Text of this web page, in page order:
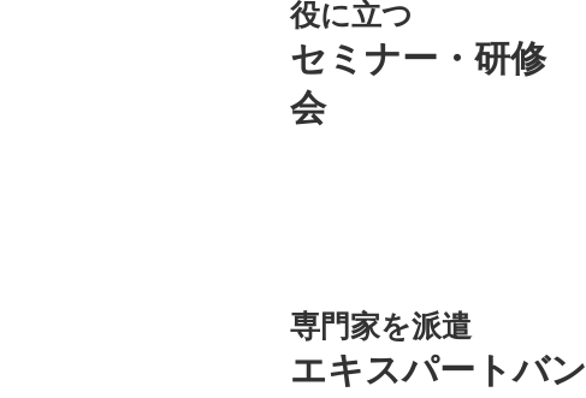
​役に立つ
セミナー・研修
会
専門家を派遣
エキスパートバン